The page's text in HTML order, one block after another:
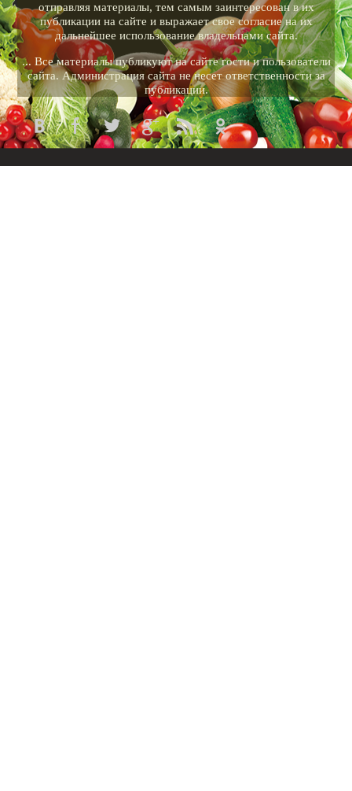
отправляя материалы, тем самым заинтересован в их
публикации на сайте и выражает свое согласие на их
дальнейшее использование владельцами сайта.
... Все материалы публикуют на сайте гости и пользователи
сайта. Администрация сайта не несет ответственности за
публикации.